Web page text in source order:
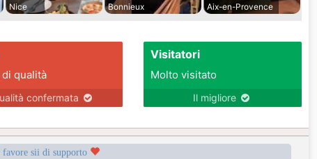
Nice
Bonnieux
Aix-en-Provence
qualità
confermata
Visitatori
Molto visitato
Il migliore
sii di supporto